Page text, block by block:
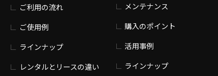
ご利用の流れ
ご使用例
ラインナップ
レンタルとリースの違い
メンテナンス
購入のポイント
活用事例
ラインナップ